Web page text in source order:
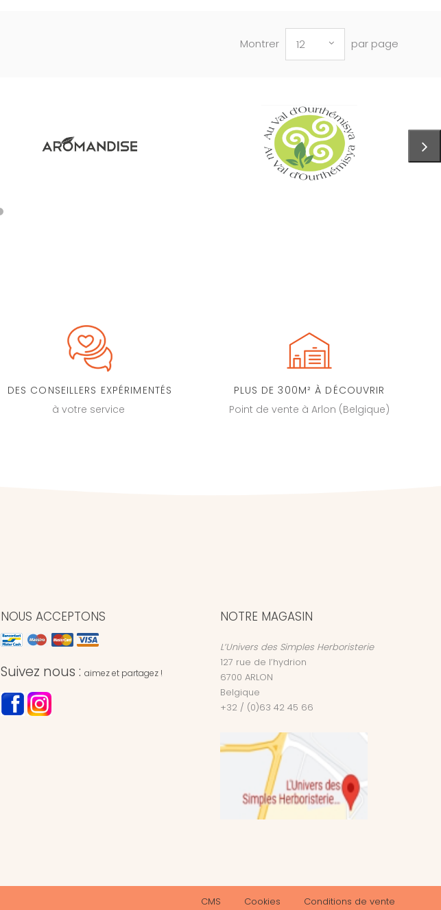
Montrer 12 par page
DES CONSEILLERS EXPÉRIMENTÉS
à votre service
PLUS DE 300M² À DÉCOUVRIR
Point de vente à Arlon (Belgique)
NOUS ACCEPTONS
Suivez nous : aimez et partagez !
NOTRE MAGASIN
L’Univers des Simples Herboristerie
127 rue de l’hydrion
6700 ARLON
Belgique
+32 / (0)63 42 45 66
CMS Cookies Conditions de vente